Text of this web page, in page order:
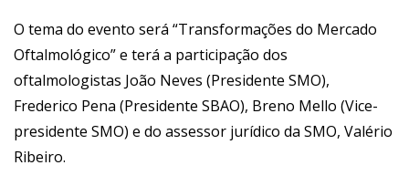
O tema do evento será “Transformações do Mercado
Oftalmológico” e terá a participação dos
oftalmologistas João Neves (Presidente SMO),
Frederico Pena (Presidente SBAO), Breno Mello (Vice-
presidente SMO) e do assessor jurídico da SMO, Valério
Ribeiro.